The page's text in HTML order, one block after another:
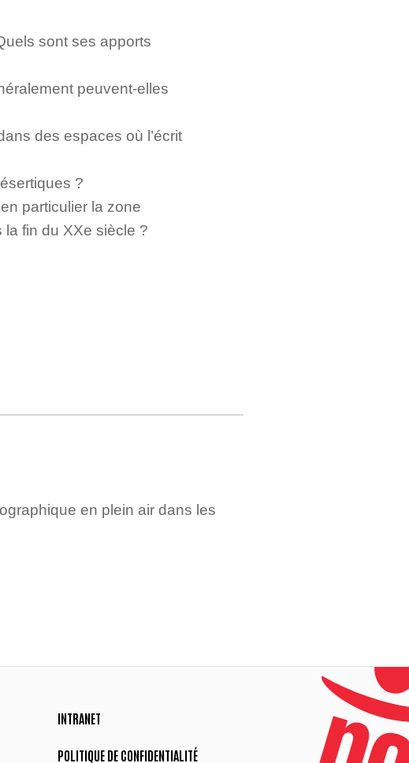
sont ses apports
peuvent-elles
des espaces où l’écrit
?
particulier la zone
fin du XXe siècle ?
en plein air dans les
INTRANET
POLITIQUE DE CONFIDENTIALITÉ